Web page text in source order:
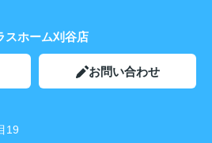
スホーム刈谷店
お問い合わせ
19